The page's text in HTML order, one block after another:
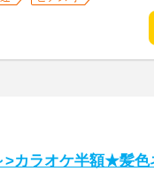
>カラオケ半額★髪色